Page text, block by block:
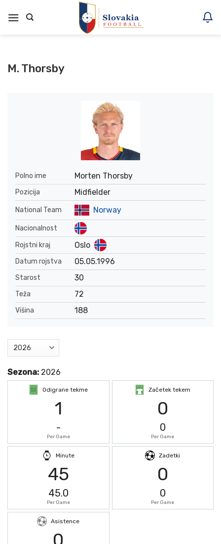
na
M. Thorsby
Polno ime Morten Thorsby
Pozicija Midfielder
National Team Norway
Nacionalnost
Rojstni kraj
Oslo
Datum rojstva 05.05.1996
Starost 30
Teža 72
Višina 188
Sezona: 2026
Odigrane tekme
1
-
Per Game
Začetek tekem
0
0
Per Game
Minute
45
45.0
Per Game
Zadetki
0
0
Per Game
Asistence